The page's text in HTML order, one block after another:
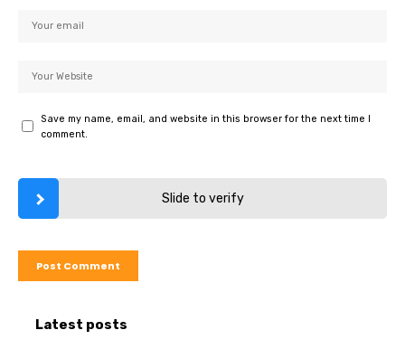
Save my name, email, and website in this browser for the next time I
comment.
Slide to verify
Latest posts